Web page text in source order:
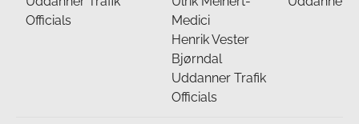
Officials
Medici
Henrik Vester
Bjørndal
Uddanner Trafik
Officials